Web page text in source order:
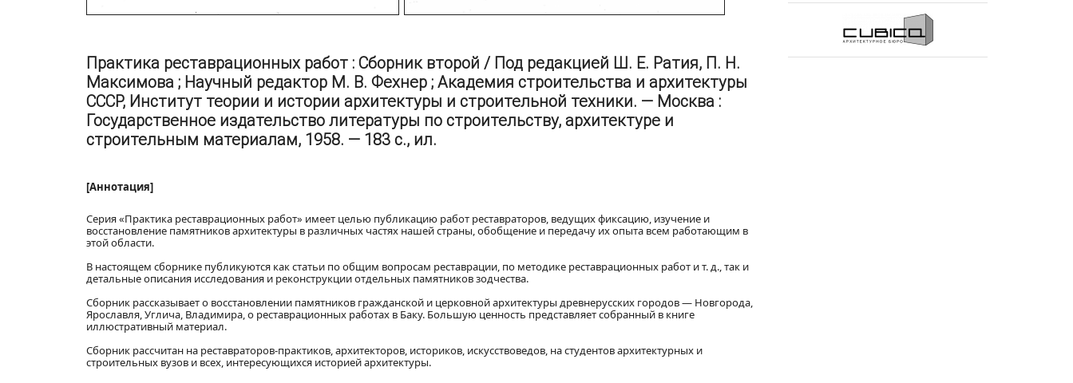
Практика реставрационных работ : Сборник второй / Под редакцией Ш. Е. Ратия, П. Н.
Максимова ; Научный редактор М. В. Фехнер ; Академия строительства и архитектуры
СССР, Институт теории и истории архитектуры и строительной техники. — Москва :
Государственное издательство литературы по строительству, архитектуре и
строительным материалам, 1958. — 183 с., ил.
[Аннотация]
Серия «Практика реставрационных работ» имеет целью публикацию работ реставраторов, ведущих фиксацию, изучение и
восстановление памятников архитектуры в различных частях нашей страны, обобщение и передачу их опыта всем работающим в
этой области.
В настоящем сборнике публикуются как статьи по общим вопросам реставрации, по методике реставрационных работ и т. д., так и
детальные описания исследования и реконструкции отдельных памятников зодчества.
Сборник рассказывает о восстановлении памятников гражданской и церковной архитектуры древнерусских городов — Новгорода,
Ярославля, Углича, Владимира, о реставрационных работах в Баку. Большую ценность представляет собранный в книге
иллюстративный материал.
Сборник рассчитан на реставраторов-практиков, архитекторов, историков, искусствоведов, на студентов архитектурных и
строительных вузов и всех, интересующихся историей архитектуры.